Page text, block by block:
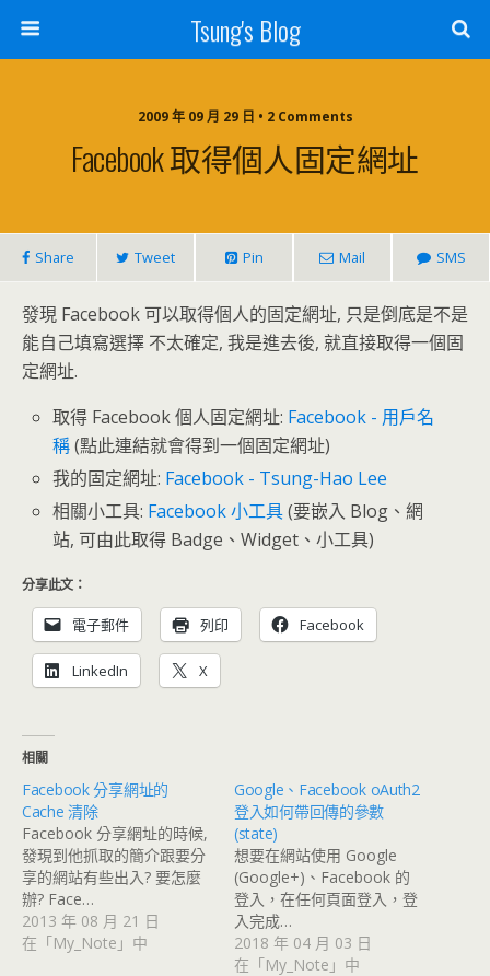
Tsung's Blog
2009 年 09 月 29 日 • 2 Comments
Facebook 取得個人固定網址
Share Tweet Pin Mail SMS
發現 Facebook 可以取得個人的固定網址, 只是倒底是不是
能自己填寫選擇 不太確定, 我是進去後, 就直接取得一個固
定網址.
取得 Facebook 個人固定網址: Facebook - 用戶名
稱(點此連結就會得到一個固定網址)
我的固定網址: Facebook - Tsung-Hao Lee
相關小工具: Facebook 小工具(要嵌入 Blog、網
站, 可由此取得 Badge、Widget、小工具)
分享此文：
電子郵件 列印 Facebook
LinkedIn X
相關
Facebook 分享網址的
Cache 清除
Facebook 分享網址的時候,
發現到他抓取的簡介跟要分
享的網站有些出入? 要怎麼
辦? Face…
2013 年 08 月 21 日
在「My_Note」中
Google、Facebook oAuth2
登入如何帶回傳的參數
(state)
想要在網站使用 Google
(Google+)、Facebook 的
登入，在任何頁面登入，登
入完成…
2018 年 04 月 03 日
在「My_Note」中